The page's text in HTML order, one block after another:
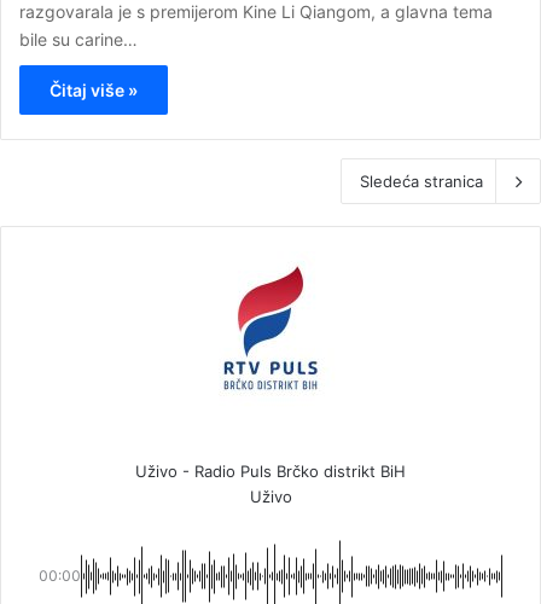
razgovarala je s premijerom Kine Li Qiangom, a glavna tema
bile su carine…
Čitaj više »
Sledeća stranica
Uživo - Radio Puls Brčko distrikt BiH
Uživo
00:00